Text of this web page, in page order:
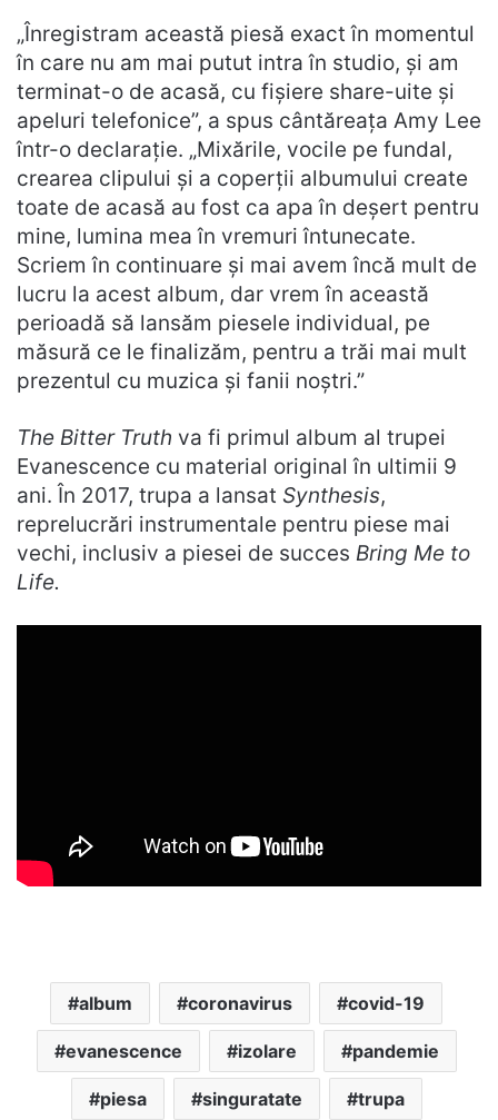
„Înregistram această piesă exact în momentul
în care nu am mai putut intra în studio, și am
terminat-o de acasă, cu fișiere share-uite și
apeluri telefonice”, a spus cântăreața Amy Lee
într-o declarație. „Mixările, vocile pe fundal,
crearea clipului și a coperții albumului create
toate de acasă au fost ca apa în deșert pentru
mine, lumina mea în vremuri întunecate.
Scriem în continuare și mai avem încă mult de
lucru la acest album, dar vrem în această
perioadă să lansăm piesele individual, pe
măsură ce le finalizăm, pentru a trăi mai mult
prezentul cu muzica și fanii noștri.”
The Bitter Truth va fi primul album al trupei
Evanescence cu material original în ultimii 9
ani. În 2017, trupa a lansat Synthesis,
reprelucrări instrumentale pentru piese mai
vechi, inclusiv a piesei de succes Bring Me to
Life.
album coronavirus covid-19
evanescence izolare pandemie
piesa singuratate trupa